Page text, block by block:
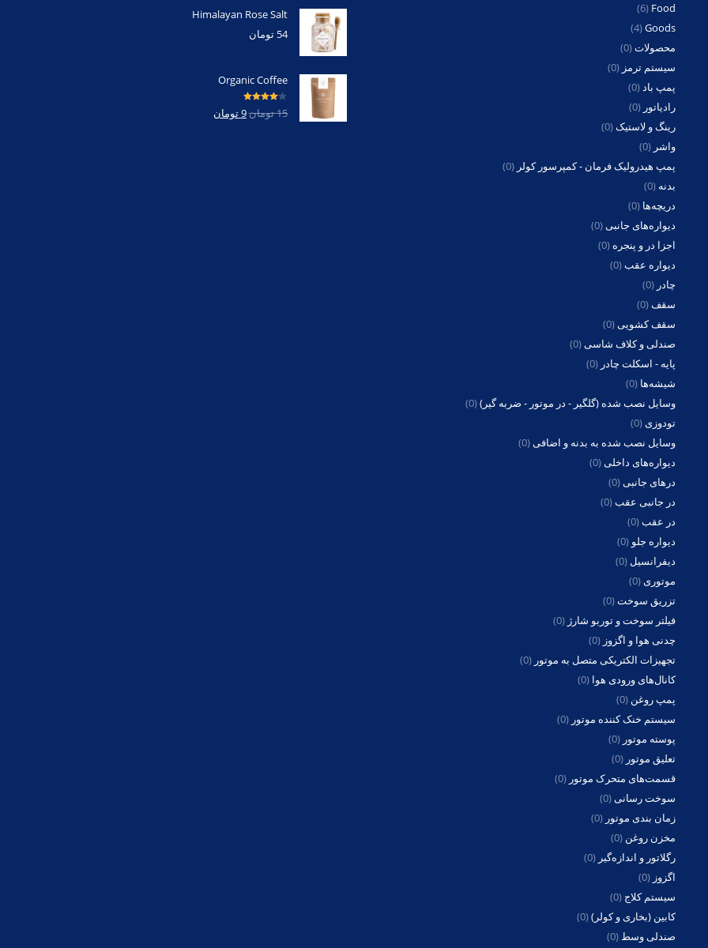
Food
(6)
Goods
(4)
محصولات(0)
سیستم ترمز (0)
پمپ باد(0)
رادیاتور (0)
رینگ و لاستیک(0)
واشر (0)
پمپ هیدرولیک فرمان - کمپرسور کولر (0)
بدنه (0)
دریچه‌ها (0)
دیواره‌های جانبی(0)
اجزا در و پنجره (0)
دیواره عقب(0)
چادر (0)
سقف(0)
سقف کشویی(0)
صندلی و کلاف شاسی(0)
پایه - اسکلت چادر (0)
شیشه‌ها (0)
وسایل نصب شده (گلگیر - در موتور - ضربه گیر)(0)
تودوزی(0)
وسایل نصب شده به بدنه و اضافی(0)
دیواره‌های داخلی(0)
درهای جانبی(0)
در جانبی عقب(0)
در عقب(0)
دیواره جلو (0)
دیفرانسیل (0)
موتوری(0)
تزریق سوخت(0)
فیلتر سوخت و توربو شارژ (0)
چدنی هوا و اگزوز (0)
تجهیزات الکتریکی متصل به موتور (0)
کانال‌های ورودی هوا (0)
پمپ روغن (0)
سیستم خنک کننده موتور (0)
پوسته موتور (0)
تعلیق موتور (0)
قسمت‌های متحرک موتور (0)
سوخت رسانی(0)
زمان بندی موتور (0)
مخزن روغن (0)
رگلاتور و اندازه‌گیر (0)
اگزوز (0)
سیستم کلاج (0)
کابین (بخاری و کولر)(0)
صندلی وسط (0)
Himalayan Rose Salt
54 تومان
Organic Coffee
امتیاز4.00
از 5 15تومان9تومان